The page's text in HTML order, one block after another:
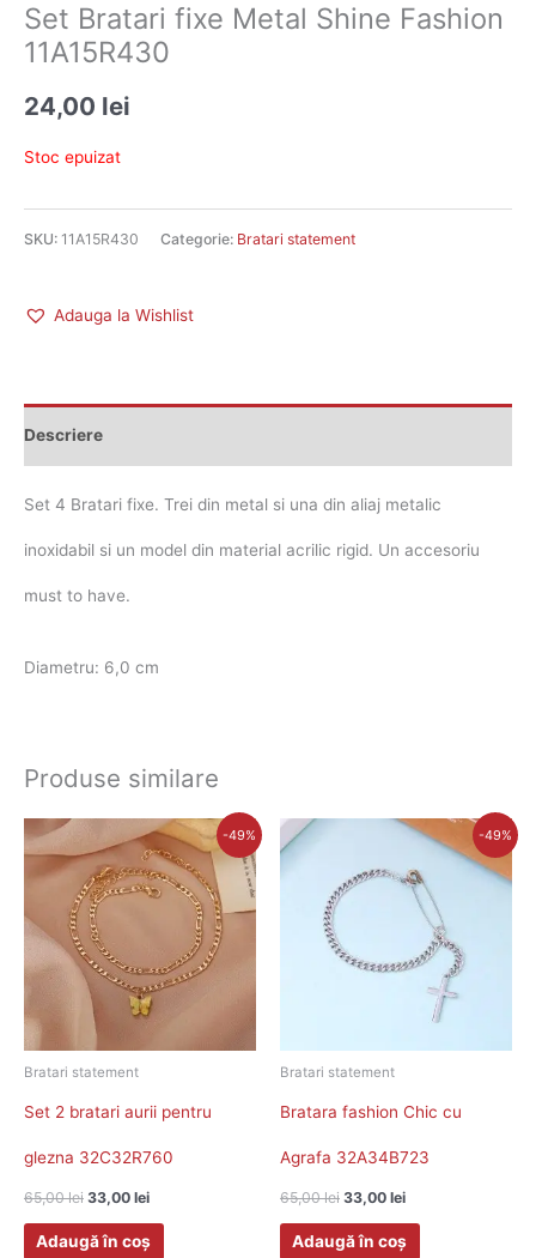
Set Bratari fixe Metal Shine Fashion
11A15R430
24,00 lei
Stoc epuizat
SKU: 11A15R430 Categorie: Bratari statement
Adauga la Wishlist
Descriere
Set 4 Bratari fixe. Trei din metal si una din aliaj metalic
inoxidabil si un model din material acrilic rigid. Un accesoriu
must to have.
Diametru: 6,0 cm
Produse similare
-49%
Bratari statement
Set 2 bratari aurii pentru
glezna 32C32R760
65,00lei
inițial
fost:
65,00 lei.
33,00 lei
Prețul
curent
este:
33,00 lei.
Adaugă în coș
-49%
Bratari statement
Bratara fashion Chic cu
Agrafa 32A34B723
65,00lei
fost:
33,00 lei
Prețul
curent
33,00 lei.
Adaugă în coș